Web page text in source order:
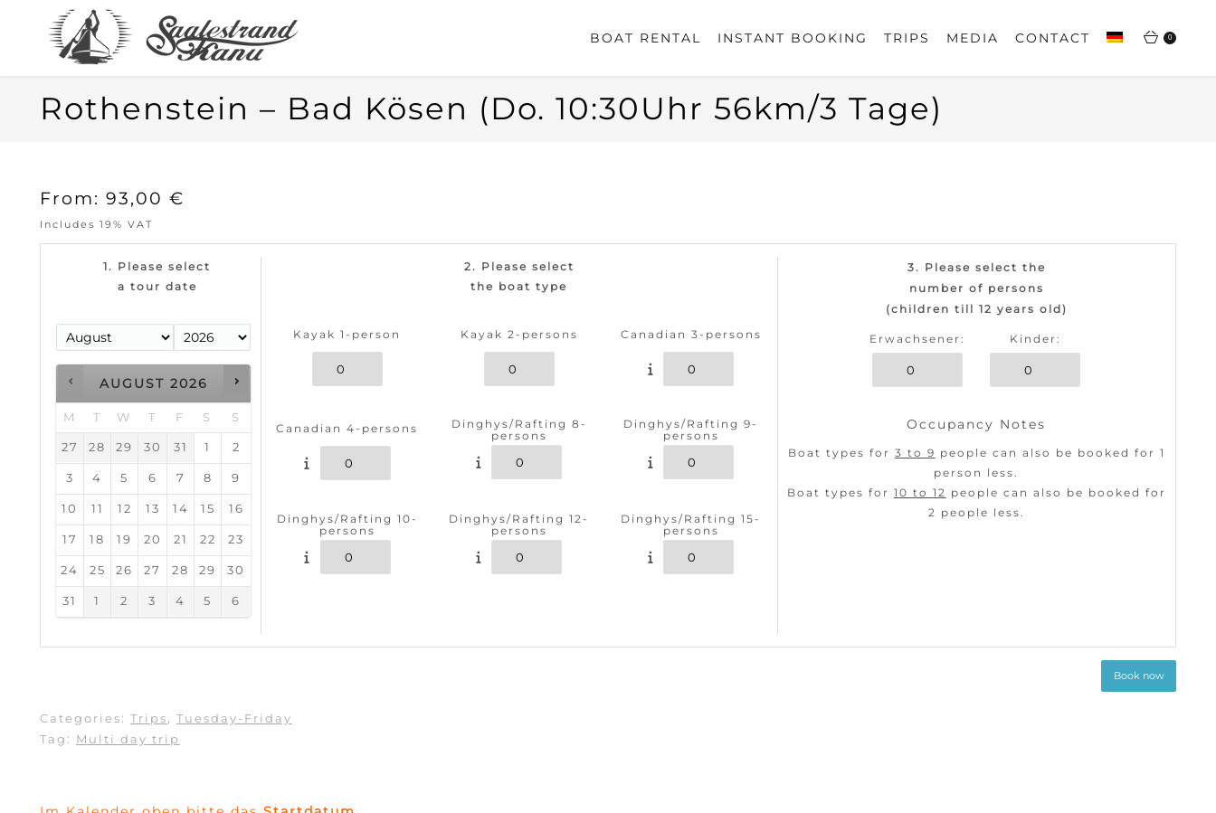
BOAT RENTAL INSTANT BOOKING TRIPS MEDIA CONTACT 0
Rothenstein – Bad Kösen (Do. 10:30Uhr 56km/3 Tage)
From: 93,00 €
Includes 19% VAT
1. Please select
a tour date
AUGUST 2026
M T W T F S S
27 28 29 30 31 1 2
3 4 5 6 7 8 9
10 11 12 13 14 15 16
17 18 19 20 21 22 23
24 25 26 27 28 29 30
31 1 2 3 4 5 6
2. Please select
the boat type
Kayak 1-person Kayak 2-persons Canadian 3-persons
Canadian 4-persons
Dinghys/Rafting 8-
persons
Dinghys/Rafting 9-
persons
Dinghys/Rafting 10-
persons
Dinghys/Rafting 12-
persons
Dinghys/Rafting 15-
persons
3. Please select the
number of persons
(children till 12 years old)
Erwachsener: Kinder:
Occupancy Notes
Boat types for 3 to 9 people can also be booked for 1
person less.
Boat types for 10 to 12 people can also be booked for
2 people less.
Book now
Categories: Trips
Tuesday-Friday
Tag: Multi day trip